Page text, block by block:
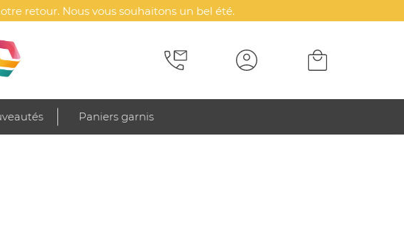
retour. Nous vous souhaitons un bel été.
Paniers garnis